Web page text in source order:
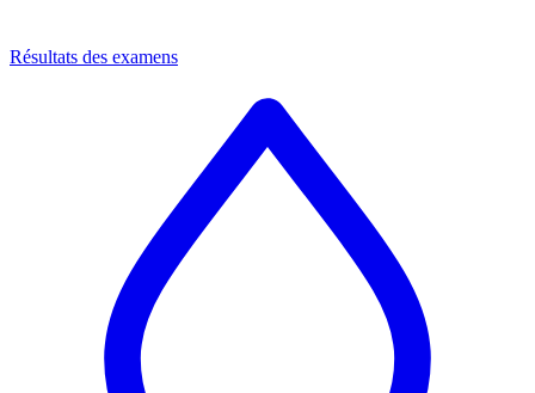
Résultats des examens